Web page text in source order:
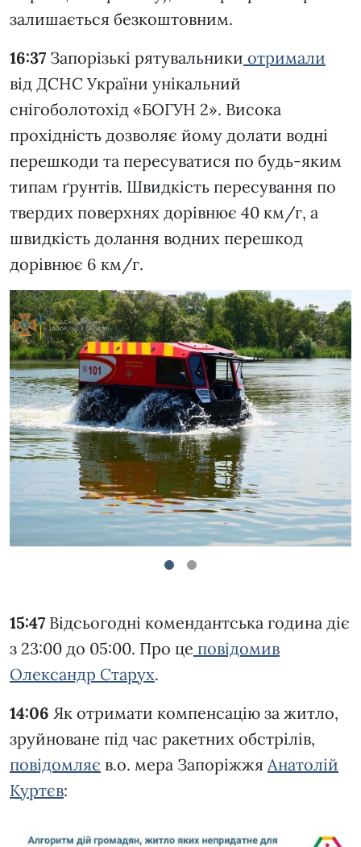
залишається безкоштовним.
16:37 Запорізькі рятувальники отримали
від ДСНС України унікальний
снігоболотохід «БОГУН 2». Висока
прохідність дозволяє йому долати водні
перешкоди та пересуватися по будь-яким
типам ґрунтів. Швидкість пересування по
твердих поверхнях дорівнює 40 км/г, а
швидкість долання водних перешкод
дорівнює 6 км/г.
15:47 Відсьогодні комендантська година діє
з 23:00 до 05:00. Про це повідомив
Олександр Старух.
14:06 Як отримати компенсацію за житло,
зруйноване під час ракетних обстрілів,
повідомляє в.о. мера Запоріжжя Анатолій
Куртєв: